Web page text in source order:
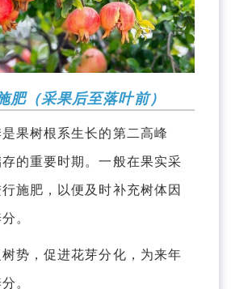
肥（采果后至落叶前）
树根系生长的第二高峰
的重要时期。一般在果实采
施肥，以便及时补充树体因
。
，促进花芽分化，为来年
。